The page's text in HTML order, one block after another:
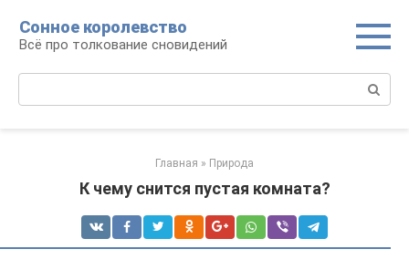
контенту
Сонное королевство
Всё про толкование сновидений
Главная » Природа
К чему снится пустая комната?